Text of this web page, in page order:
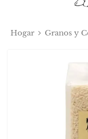
Hogar Granos y